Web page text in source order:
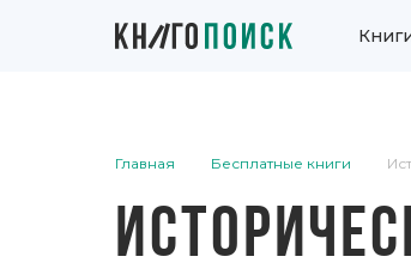
Главная Бесплатные книги